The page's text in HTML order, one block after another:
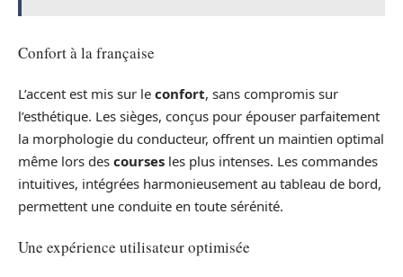
Confort à la française
L’accent est mis sur le confort, sans compromis sur
l’esthétique. Les sièges, conçus pour épouser parfaitement
la morphologie du conducteur, offrent un maintien optimal
même lors des courses les plus intenses. Les commandes
intuitives, intégrées harmonieusement au tableau de bord,
permettent une conduite en toute sérénité.
Une expérience utilisateur optimisée